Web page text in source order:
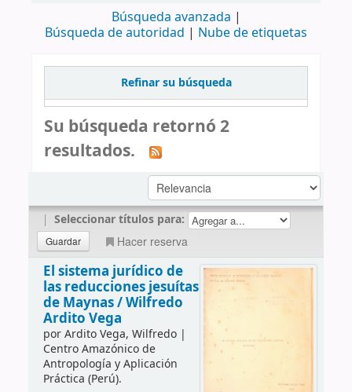
Búsqueda avanzada
Búsqueda de autoridad
Nube de etiquetas
Refinar su búsqueda
Su búsqueda retornó 2
resultados.
| Seleccionar títulos para:
Hacer reserva
El sistema jurídico de
las reducciones jesuítas
de Maynas /Wilfredo
Ardito Vega
porArdito Vega, Wilfredo|
Centro Amazónico de
Antropología y Aplicación
Práctica (Perú).